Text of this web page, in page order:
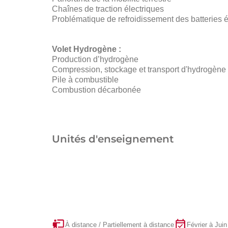
Chaînes de traction électriques
Problématique de refroidissement des batteries
Volet Hydrogène :
Production d’hydrogène
Compression, stockage et transport d'hydrogène
Pile à combustible
Combustion décarbonée
Unités d'enseignement
À distance / Partiellement à distance Février à Juin